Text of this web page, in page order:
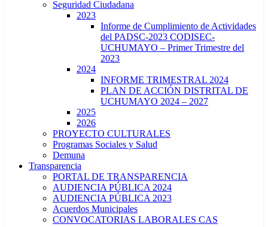
Seguridad Ciudadana
2023
Informe de Cumplimiento de Actividades
del PADSC-2023 CODISEC-
UCHUMAYO – Primer Trimestre del
2023
2024
INFORME TRIMESTRAL 2024
PLAN DE ACCIÓN DISTRITAL DE
UCHUMAYO 2024 – 2027
2025
2026
PROYECTO CULTURALES
Programas Sociales y Salud
Demuna
Transparencia
PORTAL DE TRANSPARENCIA
AUDIENCIA PÚBLICA 2024
AUDIENCIA PÚBLICA 2023
Acuerdos Municipales
CONVOCATORIAS LABORALES CAS